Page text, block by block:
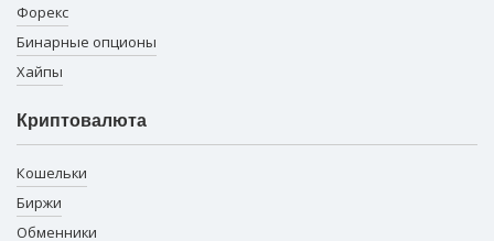
Форекс
Бинарные опционы
Хайпы
Криптовалюта
Кошельки
Биржи
Обменники